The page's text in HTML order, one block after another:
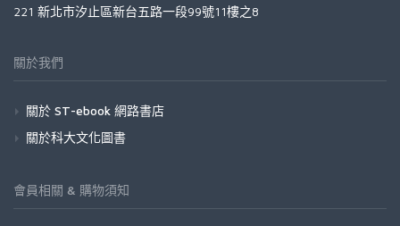
221 新北市汐止區新台五路一段99號11樓之8
關於我們
關於 ST-ebook 網路書店
關於科大文化圖書
會員相關 & 購物須知